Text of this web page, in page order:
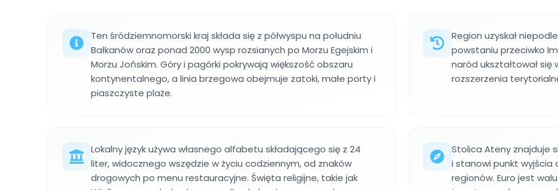
Ten śródziemnomorski kraj składa się z półwyspu na południu
Bałkanów oraz ponad 2000 wysp rozsianych po Morzu Egejskim i
Morzu Jońskim. Góry i pagórki pokrywają większość obszaru
kontynentalnego, a linia brzegowa obejmuje zatoki, małe porty i
piaszczyste plaże.
Region uzyskał
powstaniu przeciwko
naród ukształtował
rozszerzenia
Lokalny język używa własnego alfabetu składającego się z 24
liter, widocznego wszędzie w życiu codziennym, od znaków
drogowych po menu restauracyjne. Święta religijne, takie jak
Stolica Ateny znajduje
i stanowi punkt wyjścia
regionów. Euro jest